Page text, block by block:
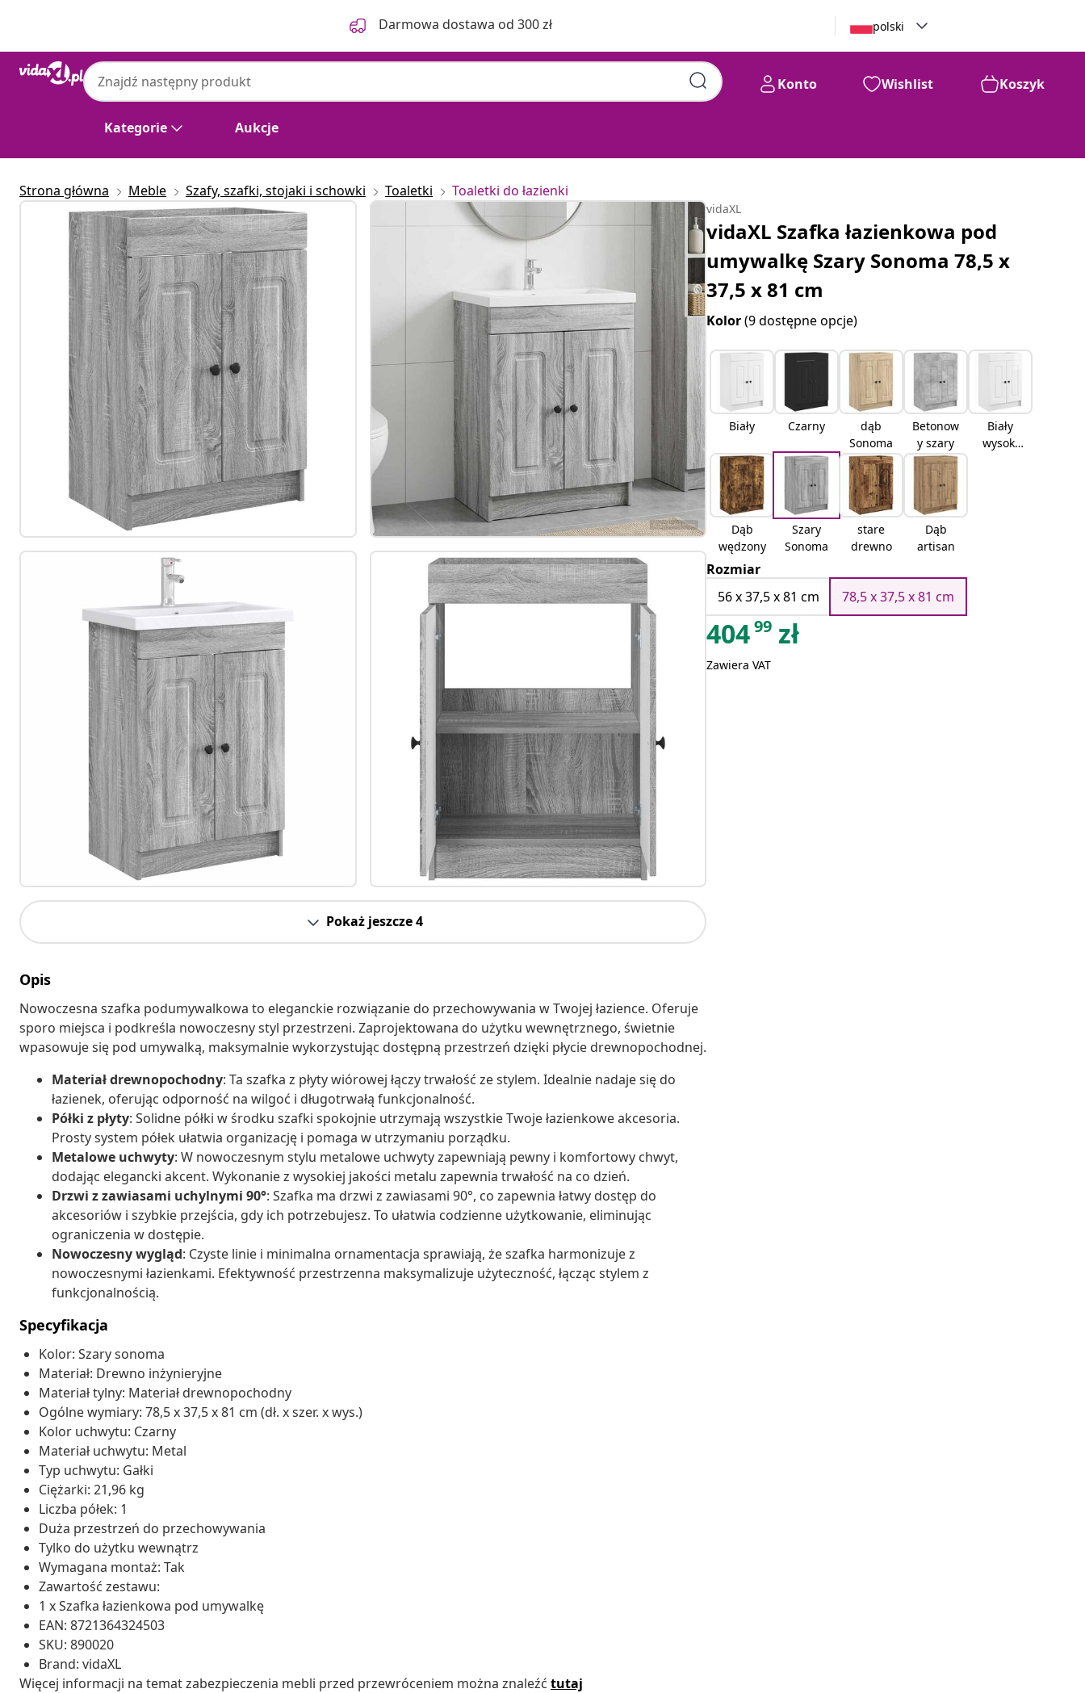
Darmowa dostawa od 300 zł polski
Kategorie Aukcje
Konto Wishlist Koszyk
Strona główna Meble Szafy, szafki, stojaki i schowki Toaletki Toaletki do łazienki
Pokaż jeszcze 4
Opis
Nowoczesna szafka podumywalkowa to eleganckie rozwiązanie do przechowywania w Twojej łazience. Oferuje
sporo miejsca i podkreśla nowoczesny styl przestrzeni. Zaprojektowana do użytku wewnętrznego, świetnie
wpasowuje się pod umywalką, maksymalnie wykorzystując dostępną przestrzeń dzięki płycie drewnopochodnej.
Materiał drewnopochodny: Ta szafka z płyty wiórowej łączy trwałość ze stylem. Idealnie nadaje się do
łazienek, oferując odporność na wilgoć i długotrwałą funkcjonalność.
Półki z płyty: Solidne półki w środku szafki spokojnie utrzymają wszystkie Twoje łazienkowe akcesoria.
Prosty system półek ułatwia organizację i pomaga w utrzymaniu porządku.
Metalowe uchwyty: W nowoczesnym stylu metalowe uchwyty zapewniają pewny i komfortowy chwyt,
dodając elegancki akcent. Wykonanie z wysokiej jakości metalu zapewnia trwałość na co dzień.
Drzwi z zawiasami uchylnymi 90°: Szafka ma drzwi z zawiasami 90°, co zapewnia łatwy dostęp do
akcesoriów i szybkie przejścia, gdy ich potrzebujesz. To ułatwia codzienne użytkowanie, eliminując
ograniczenia w dostępie.
Nowoczesny wygląd: Czyste linie i minimalna ornamentacja sprawiają, że szafka harmonizuje z
nowoczesnymi łazienkami. Efektywność przestrzenna maksymalizuje użyteczność, łącząc stylem z
funkcjonalnością.
Specyfikacja
Kolor: Szary sonoma
Materiał: Drewno inżynieryjne
Materiał tylny: Materiał drewnopochodny
Ogólne wymiary: 78,5 x 37,5 x 81 cm (dł. x szer. x wys.)
Kolor uchwytu: Czarny
Materiał uchwytu: Metal
Typ uchwytu: Gałki
Ciężarki: 21,96 kg
Liczba półek: 1
Duża przestrzeń do przechowywania
Tylko do użytku wewnątrz
Wymagana montaż: Tak
Zawartość zestawu:
1 x Szafka łazienkowa pod umywalkę
EAN: 8721364324503
SKU: 890020
Brand: vidaXL
Więcej informacji na temat zabezpieczenia mebli przed przewróceniem można znaleźć tutaj
vidaXL
vidaXL Szafka łazienkowa pod
umywalkę Szary Sonoma 78,5 x
37,5 x 81 cm
Kolor(9 dostępne opcje)
Biały Czarny
dąb
Sonoma
Betonow
y szary
Biały
wysoki
Dąb
wędzony
Szary
Sonoma
stare
drewno
Dąb
artisan
Rozmiar
56 x 37,5 x 81 cm
78,5 x 37,5 x 81 cm
40499 zł
Zawiera VAT